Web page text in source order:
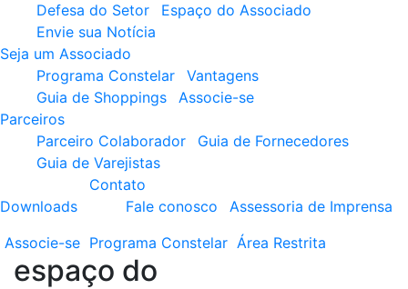
Defesa do Setor
Espaço do Associado
Envie sua Notícia
Seja um Associado
Programa Constelar
Vantagens
Guia de Shoppings
Associe-se
Parceiros
Parceiro Colaborador
Guia de Fornecedores
Guia de Varejistas
Downloads
Contato
Fale conosco
Assessoria de Imprensa
Associe-se Programa Constelar Área Restrita
espaço do